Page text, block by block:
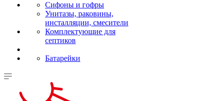
Сифоны и гофры
Унитазы, раковины,
инсталляции, смесители
Комплектующие для
септиков
Батарейки